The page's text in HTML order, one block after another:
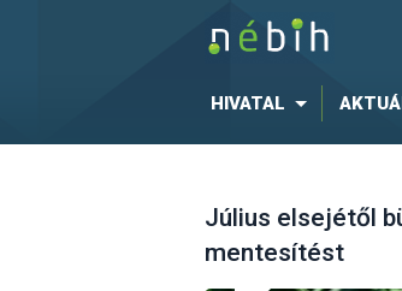
HIVATAL
Július elsejétől
mentesítést